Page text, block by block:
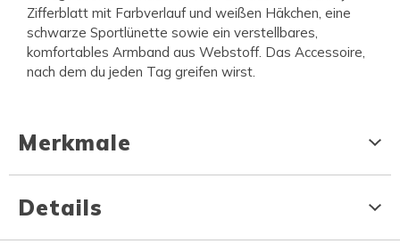
Zifferblatt mit Farbverlauf und weißen Häkchen, eine
schwarze Sportlünette sowie ein verstellbares,
komfortables Armband aus Webstoff. Das Accessoire,
nach dem du jeden Tag greifen wirst.
Merkmale
Details